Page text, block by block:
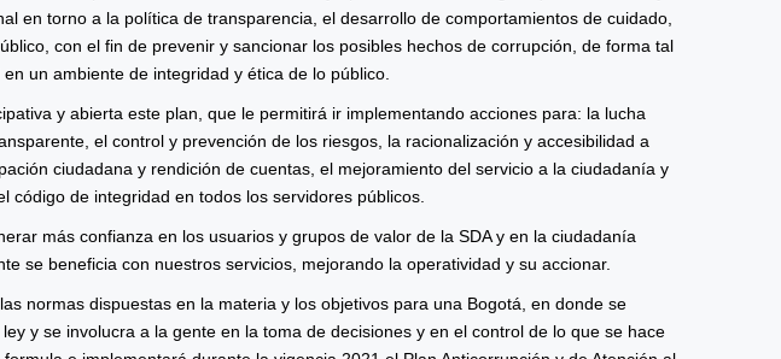
en torno a la política de transparencia, el desarrollo de comportamientos de cuidado,
con el fin de prevenir y sancionar los posibles hechos de corrupción, de forma tal
un ambiente de integridad y ética de lo público.
y abierta este plan, que le permitirá ir implementando acciones para: la lucha
el control y prevención de los riesgos, la racionalización y accesibilidad a
ciudadana y rendición de cuentas, el mejoramiento del servicio a la ciudadanía y
código de integridad en todos los servidores públicos.
más confianza en los usuarios y grupos de valor de la SDA y en la ciudadanía
se beneficia con nuestros servicios, mejorando la operatividad y su accionar.
normas dispuestas en la materia y los objetivos para una Bogotá, en donde se
y se involucra a la gente en la toma de decisiones y en el control de lo que se hace